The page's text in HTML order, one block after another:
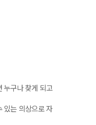
누구나 찾게 되고
있는 의상으로 자